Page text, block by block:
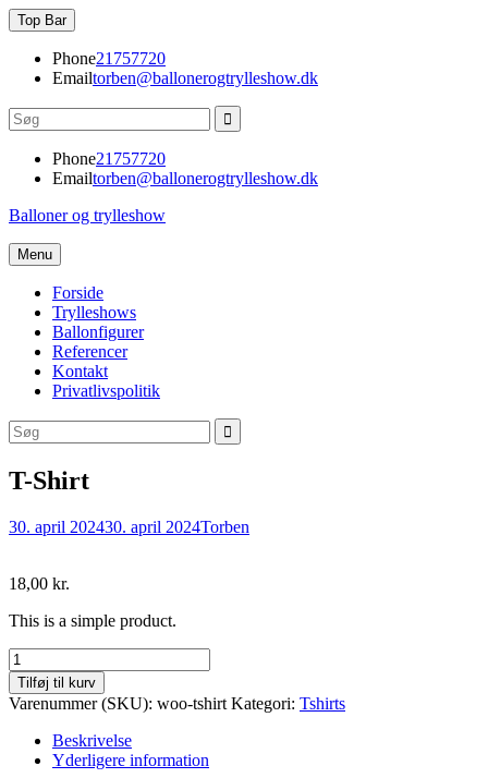
Skip
to
content
Top Bar
Phone21757720
Emailtorben@ballonerogtrylleshow.dk
Search
for:
Phone21757720
Emailtorben@ballonerogtrylleshow.dk
Balloner og trylleshow
Menu
Forside
Trylleshows
Ballonfigurer
Referencer
Kontakt
Privatlivspolitik
Search
Search
for:
T-Shirt
30. april 202430. april 2024Torben
18,00 kr.
This is a simple product.
T-
Shirt
antal
Tilføj til kurv
Varenummer (SKU): woo-tshirt Kategori: Tshirts
Beskrivelse
Yderligere information